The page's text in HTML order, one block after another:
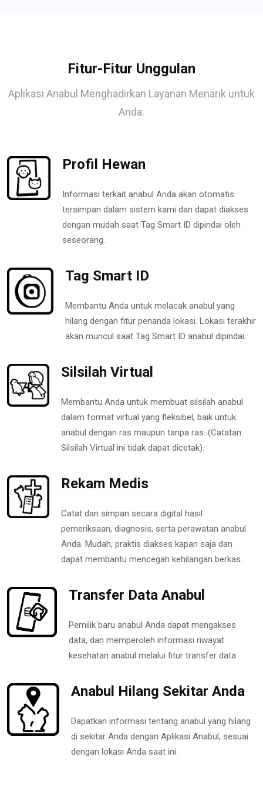
Fitur-Fitur Unggulan
Aplikasi Anabul Menghadirkan Layanan Menarik untuk
Anda.
Profil Hewan
Informasi terkait anabul Anda akan otomatis
tersimpan dalam sistem kami dan dapat diakses
dengan mudah saat Tag Smart ID dipindai oleh
seseorang.
Tag Smart ID
Membantu Anda untuk melacak anabul yang
hilang dengan fitur penanda lokasi. Lokasi terakhir
akan muncul saat Tag Smart ID anabul dipindai.
Silsilah Virtual
Membantu Anda untuk membuat silsilah anabul
dalam format virtual yang fleksibel, baik untuk
anabul dengan ras maupun tanpa ras. (Catatan:
Silsilah Virtual ini tidak dapat dicetak).
Rekam Medis
Catat dan simpan secara digital hasil
pemeriksaan, diagnosis, serta perawatan anabul
Anda. Mudah, praktis diakses kapan saja dan
dapat membantu mencegah kehilangan berkas.
Transfer Data Anabul
Pemilik baru anabul Anda dapat mengakses
data, dan memperoleh informasi riwayat
kesehatan anabul melalui fitur transfer data.
Anabul Hilang Sekitar Anda
Dapatkan informasi tentang anabul yang hilang
di sekitar Anda dengan Aplikasi Anabul, sesuai
dengan lokasi Anda saat ini.